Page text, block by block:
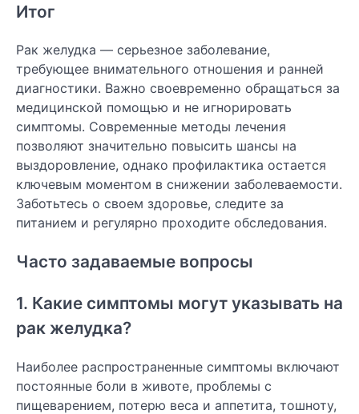
Итог
Рак желудка — серьезное заболевание,
требующее внимательного отношения и ранней
диагностики. Важно своевременно обращаться за
медицинской помощью и не игнорировать
симптомы. Современные методы лечения
позволяют значительно повысить шансы на
выздоровление, однако профилактика остается
ключевым моментом в снижении заболеваемости.
Заботьтесь о своем здоровье, следите за
питанием и регулярно проходите обследования.
Часто задаваемые вопросы
1. Какие симптомы могут указывать на
рак желудка?
Наиболее распространенные симптомы включают
постоянные боли в животе, проблемы с
пищеварением, потерю веса и аппетита, тошноту,